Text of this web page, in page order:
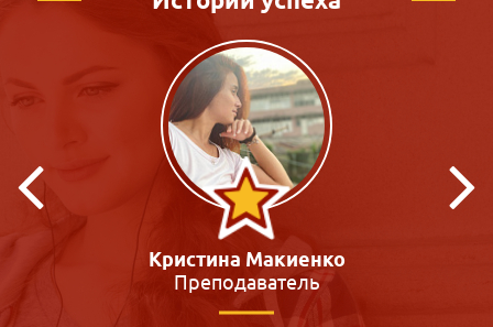
Виктория Зацепина
Педагог-психолог